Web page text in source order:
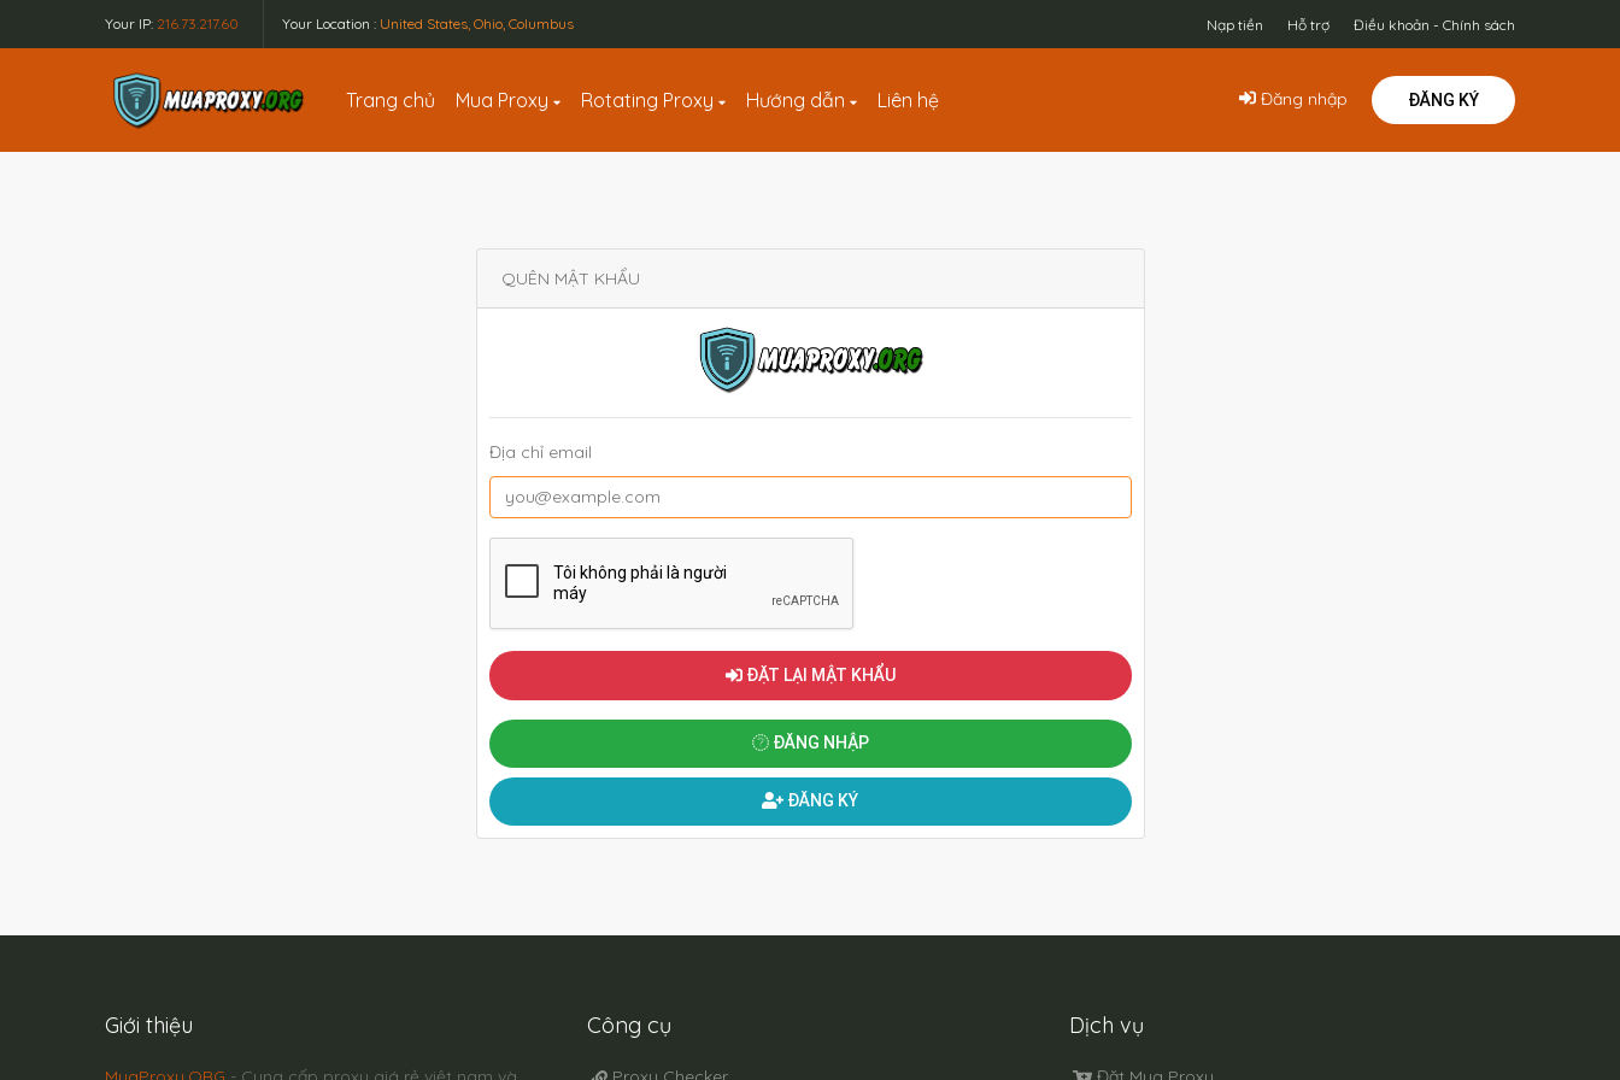
Your IP: 216.73.217.60 Your Location : United States, Ohio, Columbus Nạp tiền Hỗ trợ Điều khoản - Chính sách
Trang chủ Mua Proxy Rotating Proxy Hướng dẫn Liên hệ Đăng nhập ĐĂNG KÝ
QUÊN MẬT KHẨU
Địa chỉ email
ĐẶT LẠI MẬT KHẨU
ĐĂNG NHẬP
ĐĂNG KÝ
Giới thiệu Công cụ Dịch vụ